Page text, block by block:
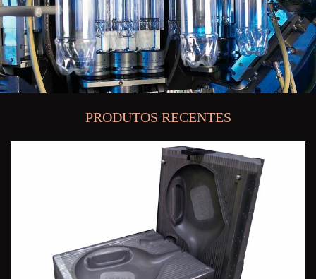
PRODUTOS RECENTES